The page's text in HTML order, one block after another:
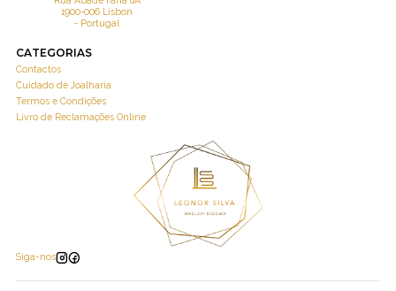
1900-006 Lisbon
- Portugal
CATEGORIAS
Contactos
Cuidado de Joalharia
Termos e Condições
Livro de Reclamações Online
Siga-nos